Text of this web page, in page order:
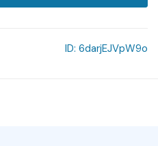
ID: 6darjEJVpW9o